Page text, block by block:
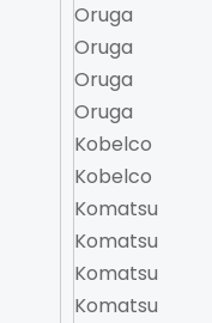
Oruga
Oruga
Oruga
Oruga
Kobelco
Kobelco
Komatsu
Komatsu
Komatsu
Komatsu